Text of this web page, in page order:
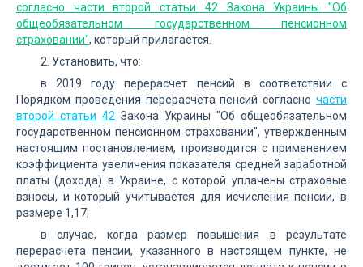
согласно части второй статьи 42 Закона Украины "Об
общеобязательном государственном пенсионном
страховании", который прилагается.
2. Установить, что:
в 2019 году перерасчет пенсий в соответствии с
Порядком проведения перерасчета пенсий согласно части
второй статьи 42 Закона Украины "Об общеобязательном
государственном пенсионном страховании", утвержденным
настоящим постановлением, производится с применением
коэффициента увеличения показателя средней заработной
платы (дохода) в Украине, с которой уплачены страховые
взносы, и который учитывается для исчисления пенсии, в
размере 1,17;
в случае, когда размер повышения в результате
перерасчета пенсии, указанного в настоящем пункте, не